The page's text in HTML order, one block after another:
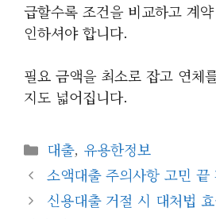
급할수록 조건을 비교하고 계
인하셔야 합니다.
필요 금액을 최소로 잡고 연체
지도 넓어집니다.
카
테
고
리
대출, 유용한정보
소액대출 주의사항 고민 끝
신용대출 거절 시 대처법